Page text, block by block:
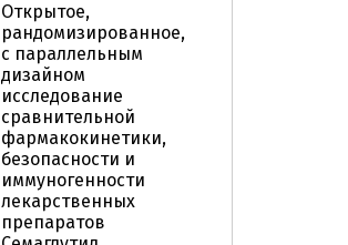
Открытое,
рандомизированное,
с параллельным
дизайном
исследование
сравнительной
фармакокинетики,
безопасности и
иммуногенности
лекарственных
препаратов